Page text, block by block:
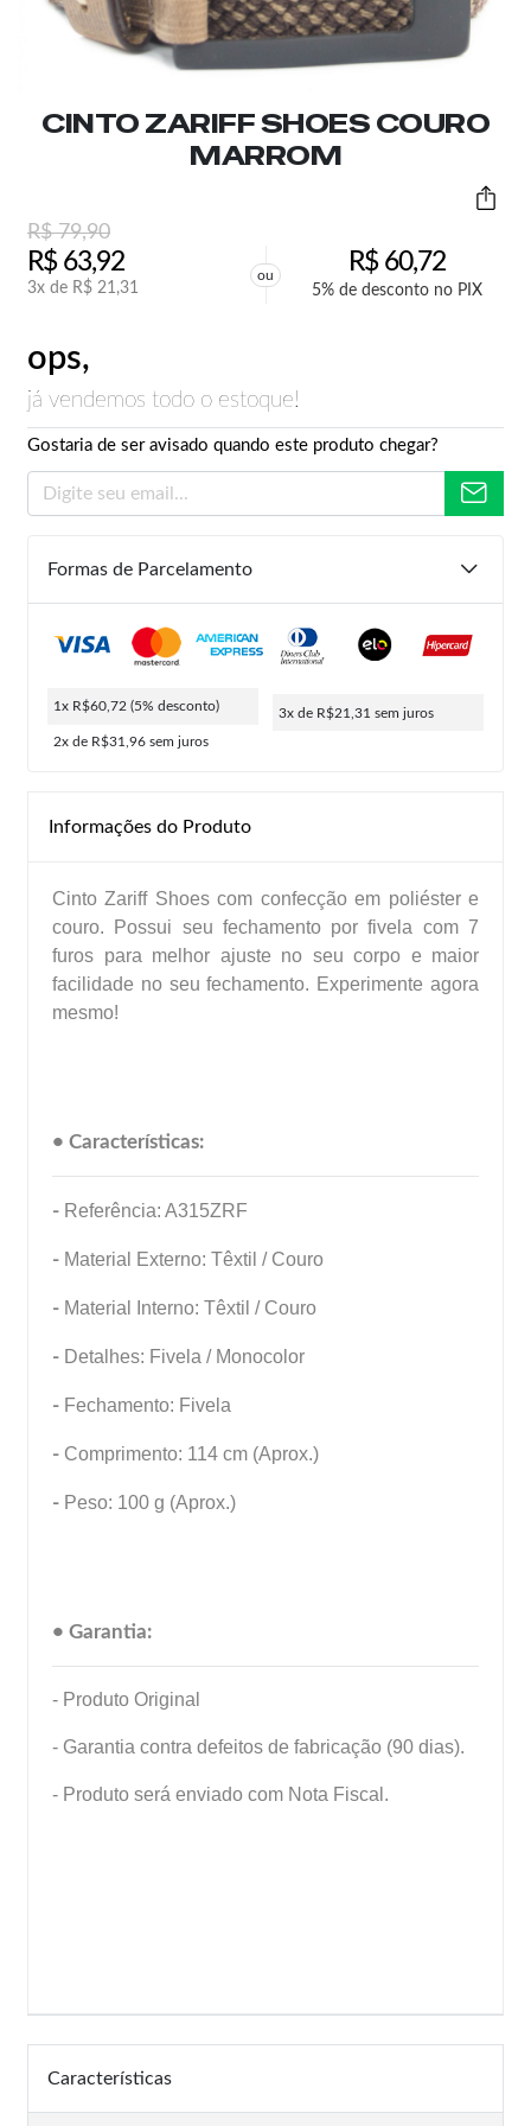
CINTO ZARIFF SHOES COURO
MARROM
R$79,90
R$63,92
3x de R$ 21,31
ou R$60,72
5% de desconto no PIX
ops,
já vendemos todo o estoque!
Gostaria de ser avisado quando este produto chegar?
Formas de Parcelamento
1x R$60,72 (5% desconto)
2x de R$31,96 sem juros
3x de R$21,31 sem juros
Informações do Produto
Cinto Zariff Shoes com confecção em poliéster e
couro. Possui seu fechamento por fivela com 7
furos para melhor ajuste no seu corpo e maior
facilidade no seu fechamento. Experimente agora
mesmo!
• Características:
- Referência: A315ZRF
- Material Externo: Têxtil / Couro
- Material Interno: Têxtil / Couro
- Detalhes: Fivela / Monocolor
- Fechamento: Fivela
- Comprimento: 114 cm (Aprox.)
- Peso: 100 g (Aprox.)
• Garantia:
- Produto Original
- Garantia contra defeitos de fabricação (90 dias).
- Produto será enviado com Nota Fiscal.
Características